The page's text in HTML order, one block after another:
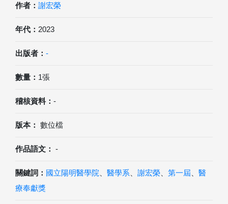
作者： 謝宏榮
年代： 2023
出版者： -
數量： 1張
稽核資料： -
版本： 數位檔
作品語文： -
關鍵詞： 國立陽明醫學院 醫學系 謝宏榮 第一屆
醫
療奉獻獎